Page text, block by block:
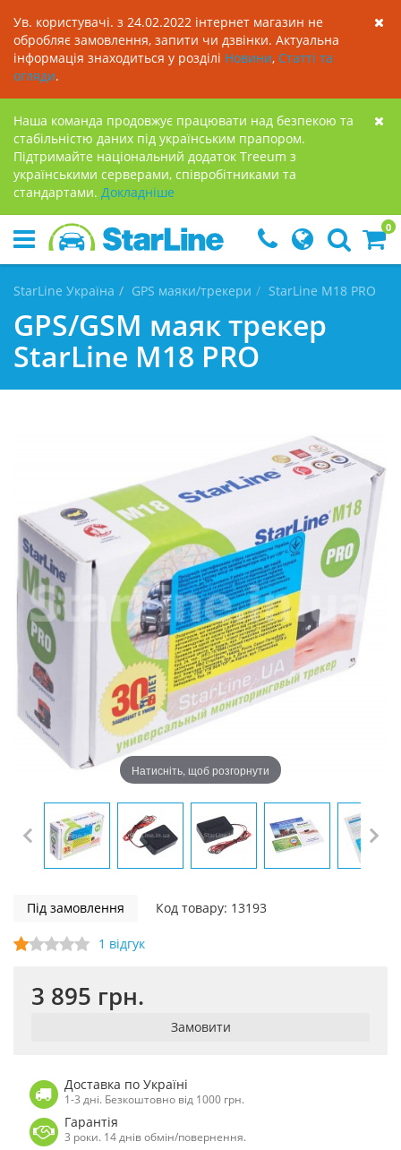
Ув. користувачі. з 24.02.2022 інтернет магазин не
обробляє замовлення, запити чи дзвінки. Актуальна
інформація знаходиться у розділі Новини, Статті та
огляди.
Наша команда продовжує працювати над безпекою та
стабільністю даних під українським прапором.
Підтримайте національний додаток Treeum з
українськими серверами, співробітниками та
стандартами. Докладнiше
0
StarLine Україна GPS маяки/трекери StarLine M18 PRO
GPS/GSM маяк трекер
StarLine M18 PRO
Натисніть, щоб розгорнути
Під замовлення Код товару: 13193
1 відгук
3 895 грн.
Замовити
Доставка по Україні
1-3 дні. Безкоштовно від 1000 грн.
Гарантія
3 роки. 14 днів обмін/повернення.